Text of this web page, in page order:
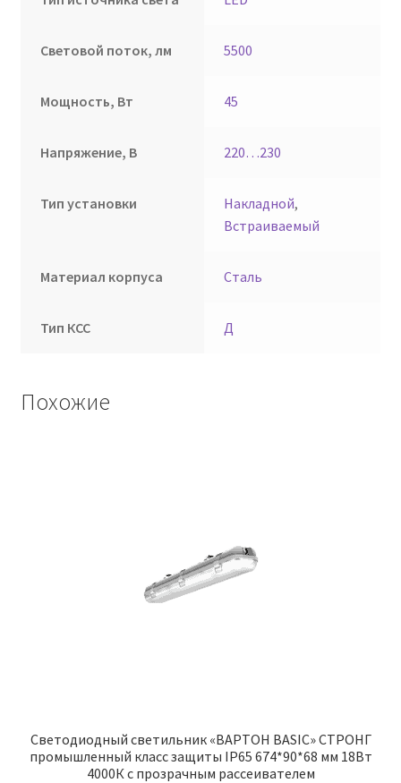
Световой поток, лм 5500
Мощность, Вт 45
Напряжение, В 220…230
Тип установки Накладной,
Встраиваемый
Материал корпуса Сталь
Тип КСС Д
Похожие
Светодиодный светильник «ВАРТОН BASIC» СТРОНГ
промышленный класс защиты IP65 674*90*68 мм 18Вт
4000К с прозрачным рассеивателем